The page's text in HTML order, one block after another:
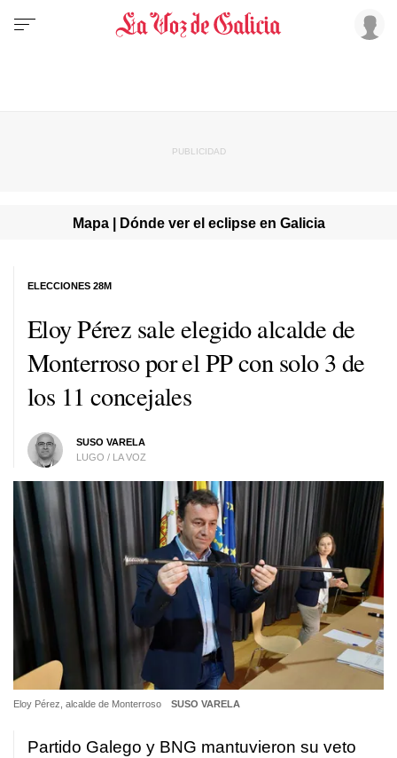
Mapa | Dónde ver el eclipse en Galicia
Eloy Pérez sale elegido alcalde de
Monterroso por el PP con solo 3 de
los 11 concejales
SUSO VARELA
LUGO / LA VOZ
ELECCIONES 28M
Eloy Pérez, alcalde de Monterroso SUSO VARELA
Partido Galego y BNG mantuvieron su veto